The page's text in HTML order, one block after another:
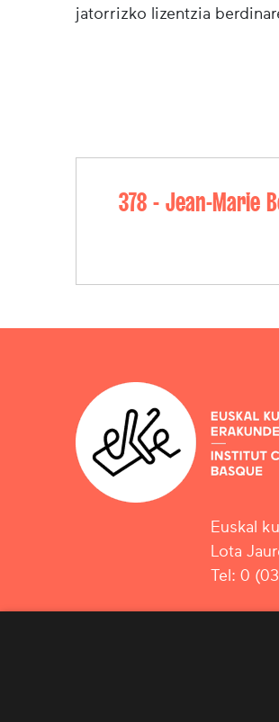
jatorrizko lizentzia
378 - Jean-Marie
Euskal
Lota
Tel: 0